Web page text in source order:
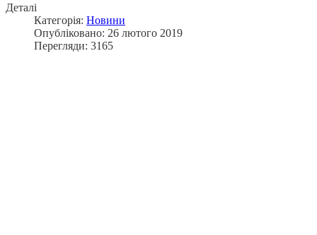
Деталі
Категорія: Новини
Опубліковано: 26 лютого 2019
Перегляди: 3165